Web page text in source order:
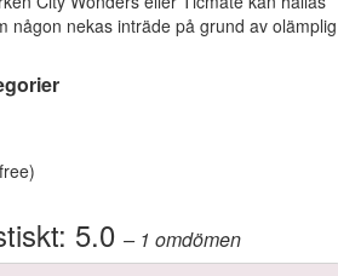
någon nekas inträde på grund av olämplig
5.0– 1omdömen